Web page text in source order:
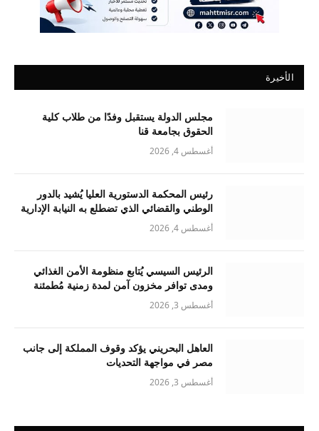
الأخيرة
مجلس الدولة يستقبل وفدًا من طلاب كلية
الحقوق بجامعة قنا
أغسطس 4, 2026
رئيس المحكمة الدستورية العليا يُشيد بالدور
الوطني والقضائي الذي تضطلع به النيابة الإدارية
أغسطس 4, 2026
الرئيس السيسي يُتابع منظومة الأمن الغذائي
ومدى توافر مخزون آمن لمدة زمنية مُطمئنة
أغسطس 3, 2026
العاهل البحريني يؤكد وقوف المملكة إلى جانب
مصر في مواجهة التحديات
أغسطس 3, 2026